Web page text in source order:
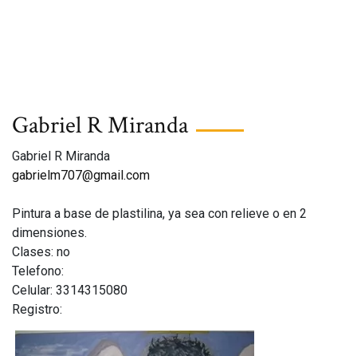
Gabriel R Miranda
Gabriel R Miranda
gabrielm707@gmail.com
Pintura a base de plastilina, ya sea con relieve o en 2
dimensiones.
Clases: no
Telefono:
Celular: 3314315080
Registro: